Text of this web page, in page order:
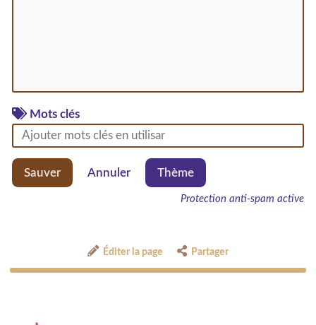
Mots clés
Sauver Annuler Thème
Protection anti-spam active
Éditer la page Partager